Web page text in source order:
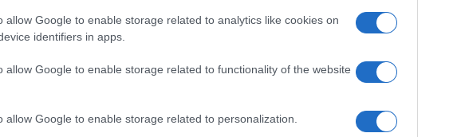
allow Google to enable storage related to analytics like cookies on
identifiers in apps.
allow Google to enable storage related to functionality of the website
allow Google to enable storage related to personalization.
di pellegrini, ma i guadagni per i proprietari di
presidente dell’associazioneAlbaa, ha
inferiore rispetto a quella dei turisti tradizionali,
come conventi o aree attrezzate per il
3
Per le
prestito
4
La
5
Mercati